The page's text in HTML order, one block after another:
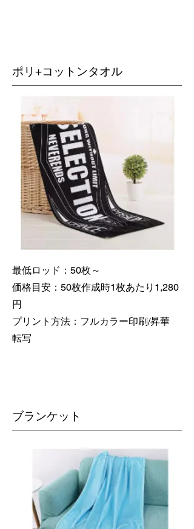
ポリ+コットンタオル
最低ロッド：50枚～
価格目安：50枚作成時1枚あたり1,280
円
​プリント方法：フルカラー印刷/昇華
転写
​ブランケット